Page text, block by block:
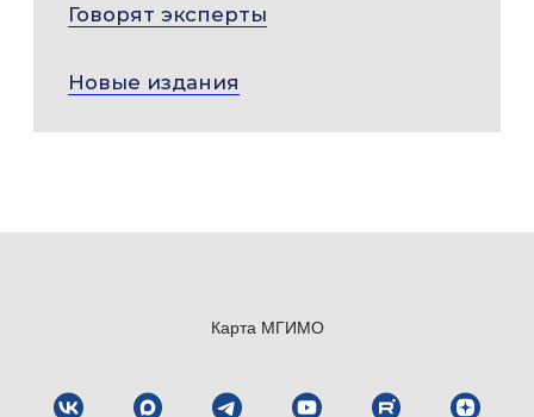
Говорят эксперты
Новые издания
Карта МГИМО